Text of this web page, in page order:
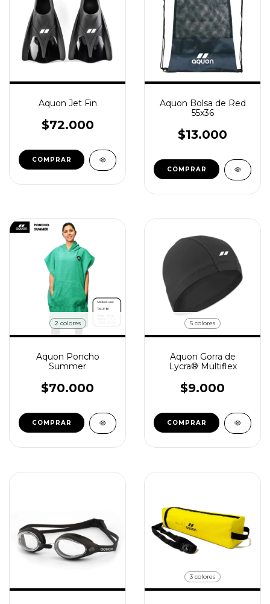
Aquon Jet Fin
$72.000
COMPRAR
Aquon Bolsa de Red
55x36
$13.000
COMPRAR
2 colores
Aquon Poncho
Summer
$70.000
COMPRAR
5 colores
Aquon Gorra de
Lycra® Multiflex
$9.000
COMPRAR
3 colores